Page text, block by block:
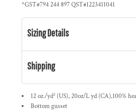
*GST#794 244 897 QST#1223411041
Sizing Details
Shipping
12 oz./yd² (US), 20oz/L yd (CA),100%
Bottom gusset